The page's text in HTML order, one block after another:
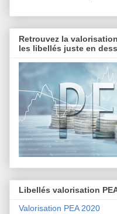
Retrouvez la
les libellés juste en
Libellés valorisation
Valorisation PEA 2020